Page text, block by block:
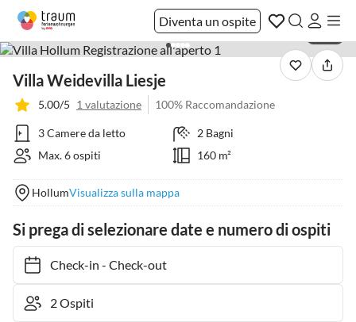
Diventa un ospite
Villa Weidevilla Liesje
5.00/5 1 valutazione 100% Raccomandazione
3 Camere da letto
2 Bagni
Max. 6 ospiti
160 m²
HollumVisualizza sulla mappa
Si prega di selezionare date e numero di ospiti
Check-in- Check-out